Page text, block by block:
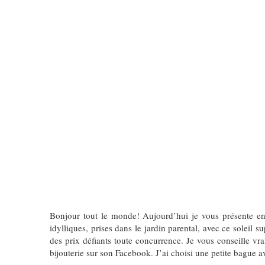
Bonjour tout le monde! Aujourd’hui je vous présente
idylliques, prises dans le jardin parental, avec ce soleil
des prix défiants toute concurrence. Je vous conseille
bijouterie sur son Facebook. J’ai choisi une petite bague